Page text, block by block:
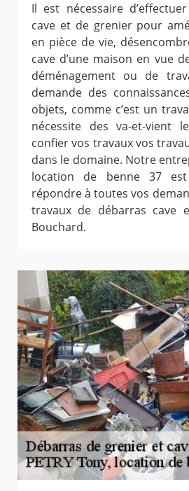
Il est nécessaire
cave et de grenier pour
en pièce de vie,
cave d’une maison en vue
déménagement ou de
demande des
objets, comme c’est un
nécessite des va-et-vient
confier vos travaux vos
dans le domaine. Notre
location de benne 37
répondre à toutes vos
travaux de débarras cave
Bouchard.